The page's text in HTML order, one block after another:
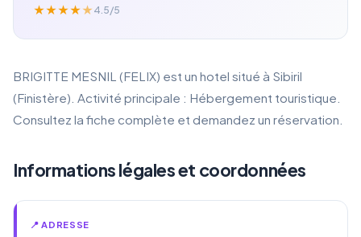
★★★★★ 4.5/5
BRIGITTE MESNIL (FELIX) est un hotel situé à Sibiril
(Finistère). Activité principale : Hébergement touristique.
Consultez la fiche complète et demandez un réservation.
Informations légales et coordonnées
📍 ADRESSE